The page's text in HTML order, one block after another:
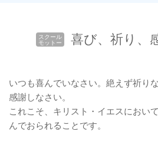
スクール
モットー
喜び、祈り、
いつも喜んでいなさい。絶えず祈り
感謝しなさい。
これこそ、キリスト・イエスにおい
んでおられることです。